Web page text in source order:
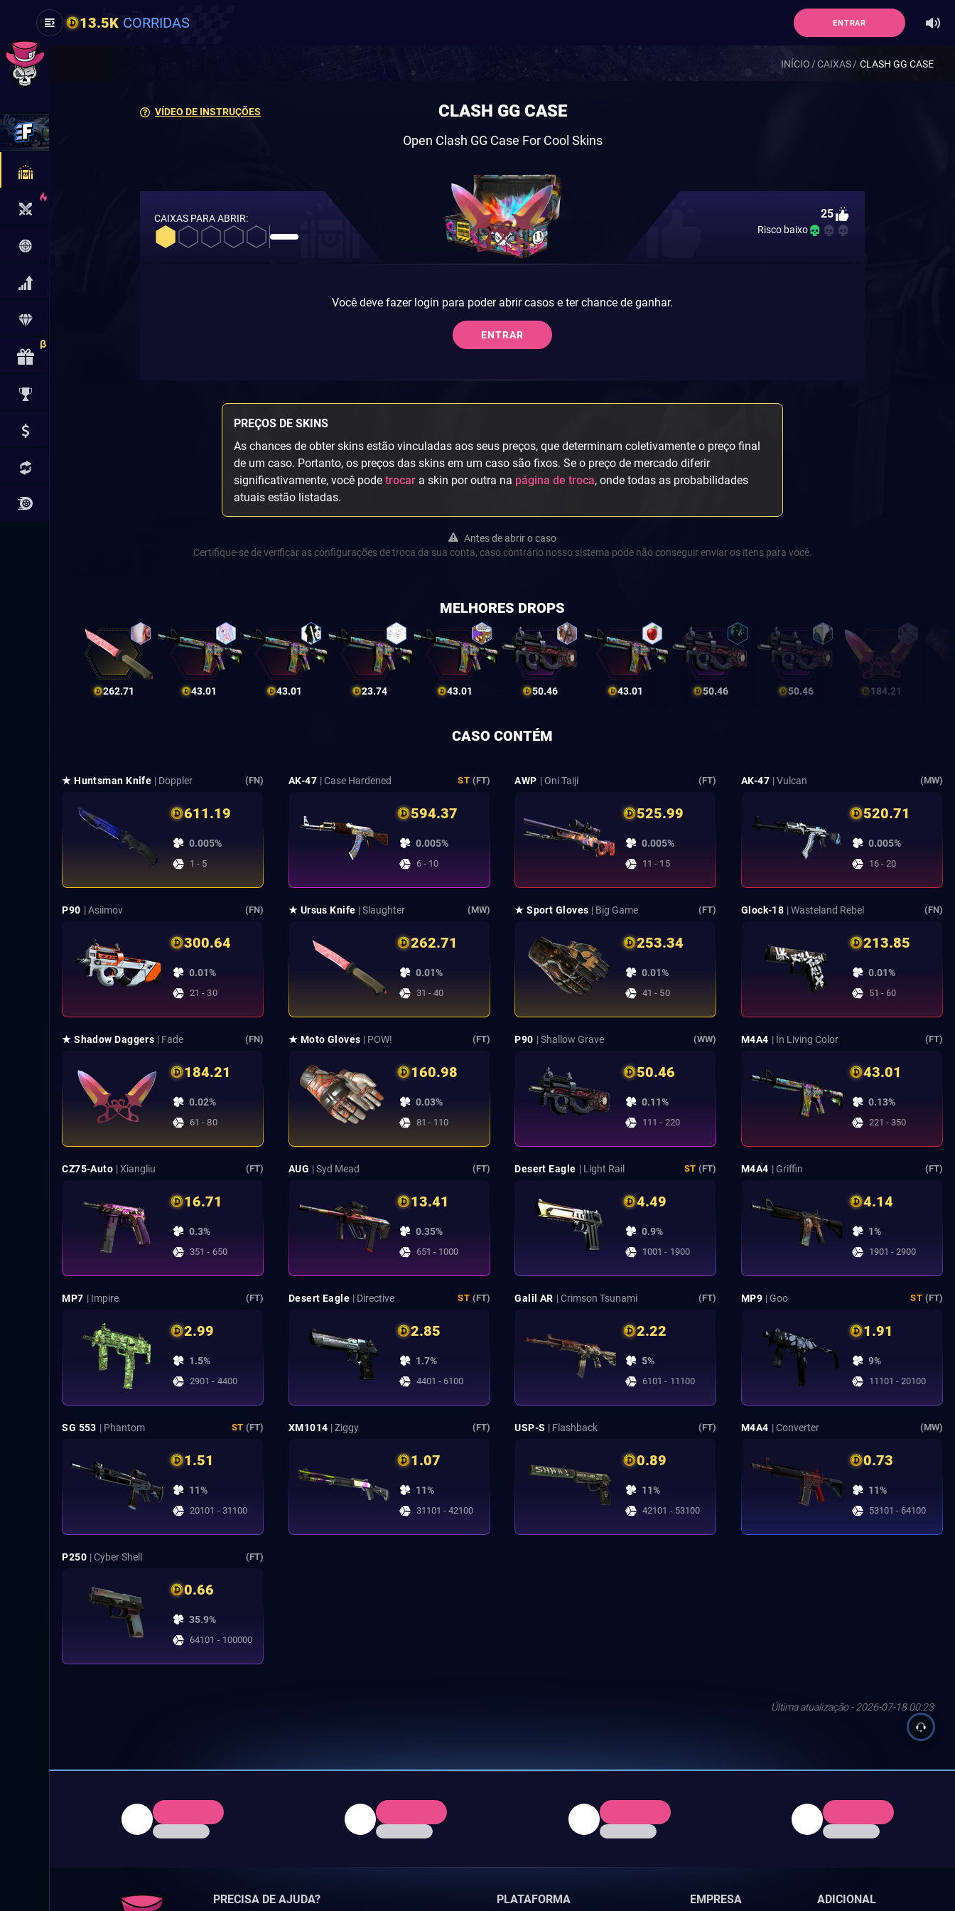
13.5K CORRIDAS ENTRAR
INÍCIO CAIXAS CLASH GG CASE
VÍDEO DE INSTRUÇÕES CLASH GG CASE
Open Clash GG Case For Cool Skins
CAIXAS PARA ABRIR: 25
Risco baixo
Você deve fazer login para poder abrir casos e ter chance de ganhar.
ENTRAR
PREÇOS DE SKINS
As chances de obter skins estão vinculadas aos seus preços, que determinam coletivamente o preço final
de um caso. Portanto, os preços das skins em um caso são fixos. Se o preço de mercado diferir
significativamente, você pode trocar a skin por outra na página de troca, onde todas as probabilidades
atuais estão listadas.
Antes de abrir o caso
Certifique-se de verificar as configurações de troca da sua conta, caso contrário nosso sistema pode não conseguir enviar os itens para você.
MELHORES DROPS
262.71 43.01 43.01 23.74 43.01 50.46 43.01 50.46 50.46 184.21
CASO CONTÉM
★ Huntsman Knife | Doppler (FN)
611.19
0.005%
1 - 5
AK-47 | Case Hardened ST (FT)
594.37
0.005%
6 - 10
AWP | Oni Taiji (FT)
525.99
0.005%
11 - 15
AK-47 | Vulcan (MW)
520.71
0.005%
16 - 20
P90 | Asiimov (FN)
300.64
0.01%
21 - 30
★ Ursus Knife | Slaughter (MW)
262.71
0.01%
31 - 40
★ Sport Gloves | Big Game (FT)
253.34
0.01%
41 - 50
Glock-18 | Wasteland Rebel (FN)
213.85
0.01%
51 - 60
★ Shadow Daggers | Fade (FN)
184.21
0.02%
61 - 80
★ Moto Gloves | POW! (FT)
160.98
0.03%
81 - 110
P90 | Shallow Grave (WW)
50.46
0.11%
111 - 220
M4A4 | In Living Color (FT)
43.01
0.13%
221 - 350
CZ75-Auto | Xiangliu (FT)
16.71
0.3%
351 - 650
AUG | Syd Mead (FT)
13.41
0.35%
651 - 1000
Desert Eagle | Light Rail ST (FT)
4.49
0.9%
1001 - 1900
M4A4 | Griffin (FT)
4.14
1%
1901 - 2900
MP7 | Impire (FT)
2.99
1.5%
2901 - 4400
Desert Eagle | Directive ST (FT)
2.85
1.7%
4401 - 6100
Galil AR | Crimson Tsunami (FT)
2.22
5%
6101 - 11100
MP9 | Goo ST (FT)
1.91
9%
11101 - 20100
SG 553 | Phantom ST (FT)
1.51
11%
20101 - 31100
XM1014 | Ziggy (FT)
1.07
11%
31101 - 42100
USP-S | Flashback (FT)
0.89
11%
42101 - 53100
M4A4 | Converter (MW)
0.73
11%
53101 - 64100
P250 | Cyber Shell (FT)
0.66
35.9%
64101 - 100000
Última atualização - 2026-07-18 00:23
PRECISA DE AJUDA? PLATAFORMA EMPRESA ADICIONAL